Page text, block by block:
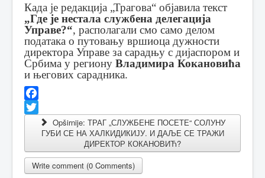
Када је редакција „Трагова“ објавила текст
„Где је нестала службена делегација
Управе?“, располагали смо само делом
података о путовању вршиоца дужности
директора Управе за сарадњу с дијаспором и
Србима у региону Владимира Кокановића
и његових сарадника.
Facebook
Twitter Opširnije: ТРАГ „СЛУЖБЕНЕ ПОСЕТЕ“ СОЛУНУ
ГУБИ СЕ НА ХАЛКИДИКИЈУ. И ДАЉЕ СЕ ТРАЖИ
ДИРЕКТОР КОКАНОВИЋ?
Write comment (0 Comments)